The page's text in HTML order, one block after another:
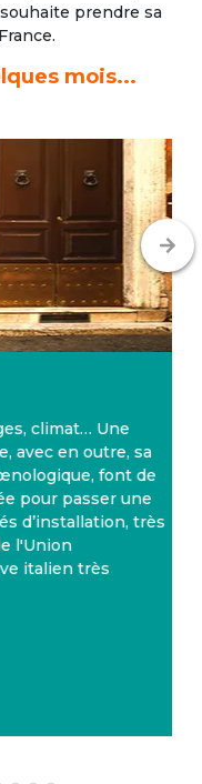
prendre sa
mois...
climat… Une
en outre, sa
font de
passer une
très
très